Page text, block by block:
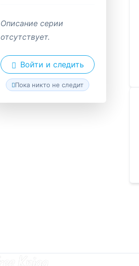
Описание серии
отсутствует.
Войти и следить
Пока никто не следит